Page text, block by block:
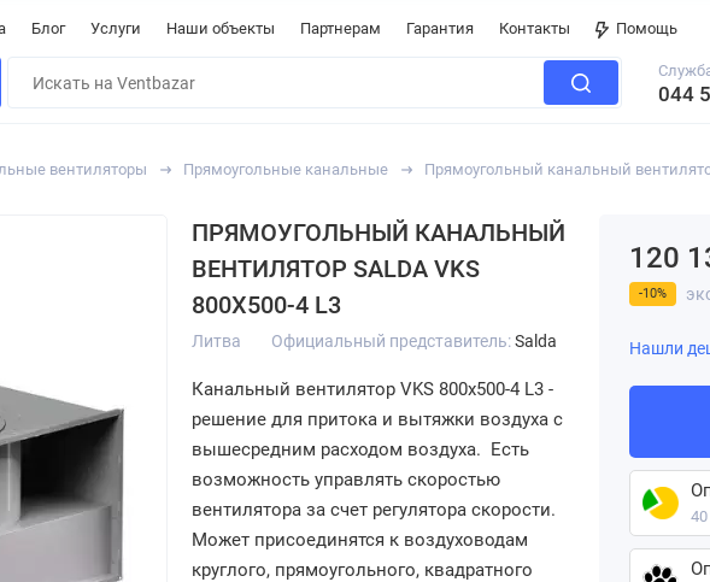
Блог Услуги Наши объекты Партнерам Гарантия Контакты Помощь
044
вентиляторы Прямоугольные канальные Прямоугольный канальный
ПРЯМОУГОЛЬНЫЙ КАНАЛЬНЫЙ
ВЕНТИЛЯТОР SALDA VKS
800X500-4 L3
Литва Официальный представитель:Salda
Канальный вентилятор VKS 800x500-4 L3 -
решение для притока и вытяжки воздуха с
вышесредним расходом воздуха. Есть
возможность управлять скоростью
вентилятора за счет регулятора скорости.
Может присоединятся к воздуховодам
круглого, прямоугольного, квадратного
120
-10%
Нашли